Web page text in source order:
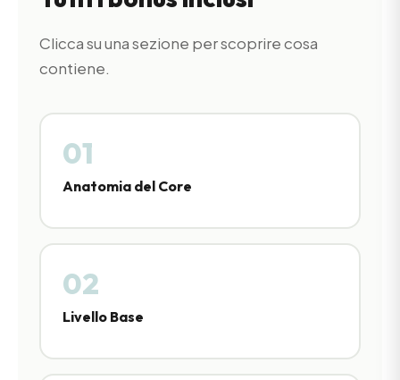
Clicca su una sezione per scoprire cosa
contiene.
01
Anatomia del Core
02
Livello Base